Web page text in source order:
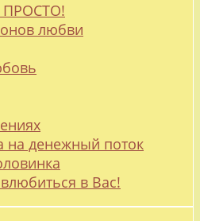
ПРОСТО!
любви
на денежный поток
в Вас!